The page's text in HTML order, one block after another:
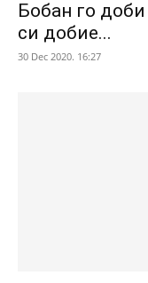
Бобан го
си добие...
30 Dec 2020. 16:27